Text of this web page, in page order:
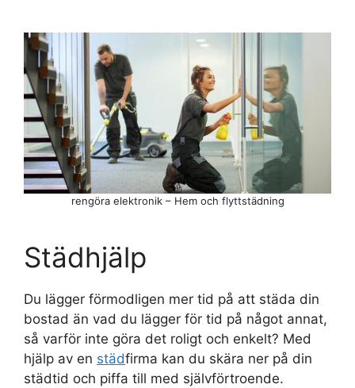
Städhjälp
Du lägger förmodligen mer tid på att städa din
bostad än vad du lägger för tid på något annat,
så varför inte göra det roligt och enkelt? Med
hjälp av en städfirma kan du skära ner på din
städtid och piffa till med självförtroende.
rengöra elektronik – Hem och flyttstädning